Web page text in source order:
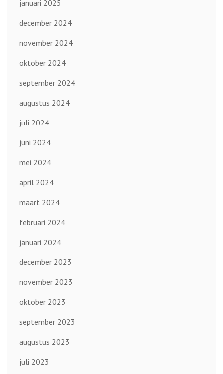
januari 2025
december 2024
november 2024
oktober 2024
september 2024
augustus 2024
juli 2024
juni 2024
mei 2024
april 2024
maart 2024
februari 2024
januari 2024
december 2023
november 2023
oktober 2023
september 2023
augustus 2023
juli 2023